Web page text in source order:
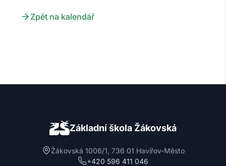
Zpět na kalendář
Základní škola Žákovská
Žákovská 1006/1, 736 01 Havířov-Město
+420 596 411 046